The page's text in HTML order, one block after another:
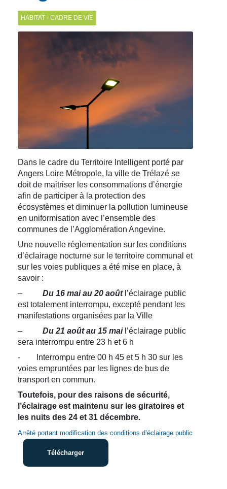
HABITAT - CADRE DE VIE
Dans le cadre du Territoire Intelligent porté par
Angers Loire Métropole, la ville de Trélazé se
doit de maitriser les consommations d’énergie
afin de participer à la protection des
écosystèmes et diminuer la pollution lumineuse
en uniformisation avec l’ensemble des
communes de l’Agglomération Angevine.
Une nouvelle réglementation sur les conditions
d’éclairage nocturne sur le territoire communal et
sur les voies publiques a été mise en place, à
savoir :
– Du 16 mai au 20 aoûtl’éclairage public
est totalement interrompu, excepté pendant les
manifestations organisées par la Ville
– Du 21 août au 15 mail’éclairage public
sera interrompu entre 23 h et 6 h
- Interrompu entre 00 h 45 et 5 h 30 sur les
voies empruntées par les lignes de bus de
transport en commun.
Toutefois, pour des raisons de sécurité,
l’éclairage est maintenu sur les giratoires et
les nuits des 24 et 31 décembre.
Arrêté portant modification des conditions d’éclairage public
Télécharger